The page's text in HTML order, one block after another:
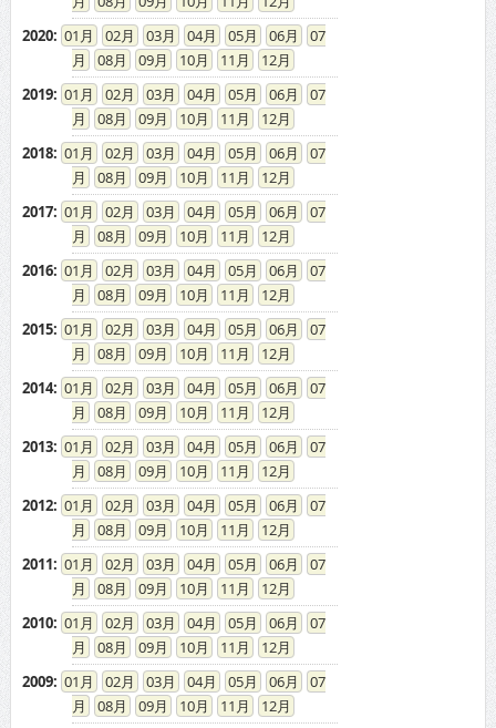
01 02 03 04 05 06
08
09 10 11
12
01 02 03 04 05 06
08
09 10 11
12
01 02 03 04 05 06
08
09 10 11
12
01 02 03 04 05 06
08
09 10 11
12
01 02 03 04 05 06
08
09 10 11
12
01 02 03 04 05 06
08
09 10 11
12
01 02 03 04 05 06
08
09 10 11
12
01 02 03 04 05 06
08
09 10 11
12
01 02 03 04 05 06
08
09 10 11
12
01 02 03 04 05 06
08
09 10 11
12
01 02 03 04 05 06
08
09 10 11
12
01 02 03 04 05 06
08
09 10 11
12
01 02 03 04 05 06